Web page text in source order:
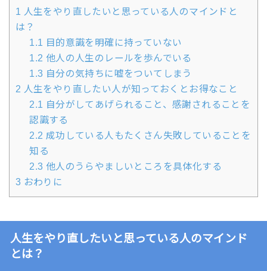
1 人生をやり直したいと思っている人のマインドと
は？
1.1 目的意識を明確に持っていない
1.2 他人の人生のレールを歩んでいる
1.3 自分の気持ちに嘘をついてしまう
2 人生をやり直したい人が知っておくとお得なこと
2.1 自分がしてあげられること、感謝されることを
認識する
2.2 成功している人もたくさん失敗していることを
知る
2.3 他人のうらやましいところを具体化する
3 おわりに
人生をやり直したいと思っている人のマインド
とは？